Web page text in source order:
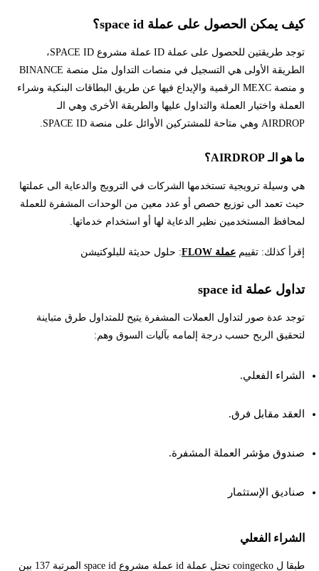
كيف يمكن الحصول على عملة space id؟
توجد طريقتين للحصول على عملة ID عملة مشروع SPACE ID،
الطريقة الأولى هي التسجيل في منصات التداول مثل منصة BINANCE
و منصة MEXC الرقمية والإيداع فيها عن طريق البطاقات البنكية وشراء
العملة واختيار العملة والتداول عليها والطريقة الأخرى وهي الـ
AIRDROP وهي متاحة للمشتركين الأوائل على منصة SPACE ID.
ما هو الـ AIRDROP؟
هي وسيلة ترويجية تستخدمها الشركات في الترويج والدعاية الى عملتها
حيث تعمد الى توزيع حصص أو عدد معين من الوحدات المشفرة للعملة
لمحافظ المستخدمين نظير الدعاية لها أو استخدام خدماتها.
إقرأ كذلك: تقييم عملة FLOW : حلول حديثة للبلوكتيشن
تداول عملة space id
توجد عدة صور لتداول العملات المشفرة يتيح للمتداول طرق متباينة
لتحقيق الربح حسب درجة إلمامه بآليات السوق وهم:
الشراء الفعلي.
العقد مقابل فرق.
صندوق مؤشر العملة المشفرة.
صناديق الإستثمار
الشراء الفعلي
طبقا ل coingecko تحتل عملة id عملة مشروع space id المرتبة 137 بين